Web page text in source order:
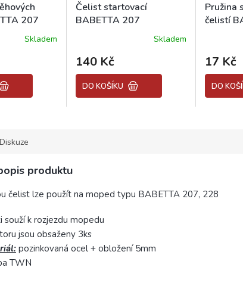
207
Skladem
Čelist startovací
BABETTA 207
produktu
je
4,0
z
Skladem
140 Kč
DO KOŠÍKU
Pružina
čelistí
17 Kč
DO
Diskuze
produktu
čelist lze použít na moped typu BABETTA 207, 228
souží k rozjezdu mopedu
jsou obsaženy 3ks
pozinkovaná ocel + obložení 5mm
TWN